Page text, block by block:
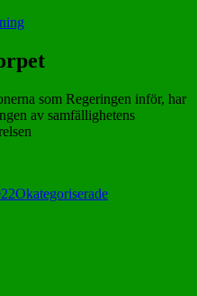
som Regeringen inför, har
av samfällighetens
Okategoriserade